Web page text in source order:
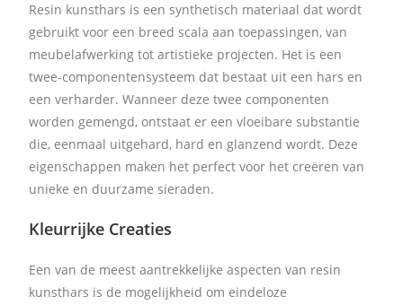
Resin kunsthars is een synthetisch materiaal dat wordt
gebruikt voor een breed scala aan toepassingen, van
meubelafwerking tot artistieke projecten. Het is een
twee-componentensysteem dat bestaat uit een hars en
een verharder. Wanneer deze twee componenten
worden gemengd, ontstaat er een vloeibare substantie
die, eenmaal uitgehard, hard en glanzend wordt. Deze
eigenschappen maken het perfect voor het creëren van
unieke en duurzame sieraden.
Kleurrijke Creaties
Een van de meest aantrekkelijke aspecten van resin
kunsthars is de mogelijkheid om eindeloze